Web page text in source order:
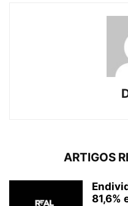
ARTIGOS
81,6%